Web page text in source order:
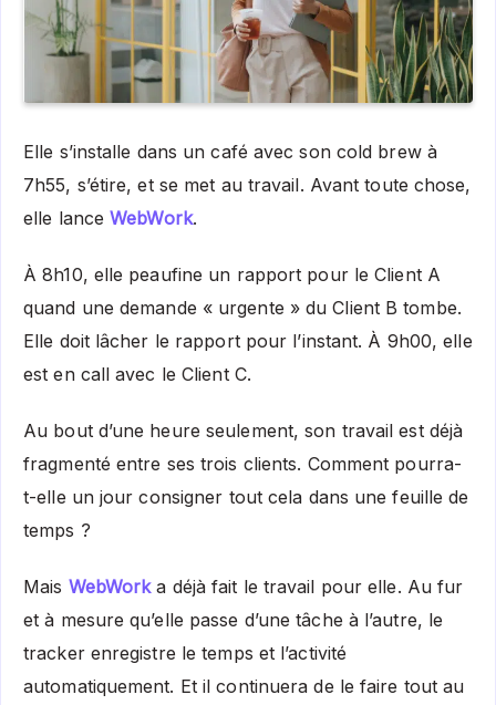
Elle s’installe dans un café avec son cold brew à
7h55, s’étire, et se met au travail. Avant toute chose,
elle lanceWebWork.
À 8h10, elle peaufine un rapport pour le Client A
quand une demande « urgente » du Client B tombe.
Elle doit lâcher le rapport pour l’instant. À 9h00, elle
est en call avec le Client C.
Au bout d’une heure seulement, son travail est déjà
fragmenté entre ses trois clients. Comment pourra-
t-elle un jour consigner tout cela dans une feuille de
temps ?
Mais WebWorka déjà fait le travail pour elle. Au fur
et à mesure qu’elle passe d’une tâche à l’autre, le
tracker enregistre le temps et l’activité
automatiquement. Et il continuera de le faire tout au